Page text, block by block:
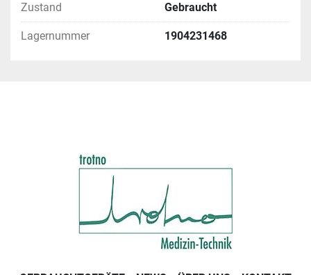
Zustand Gebraucht
Lagernummer 1904231468